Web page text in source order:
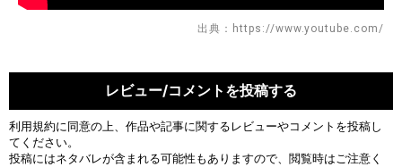
出典：https://www.youtube.com/
レビュー/コメントを投稿する
利用規約に同意の上、作品や記事に関するレビューやコメントを投稿し
てください。
投稿にはネタバレが含まれる可能性もありますので、閲覧時はご注意く